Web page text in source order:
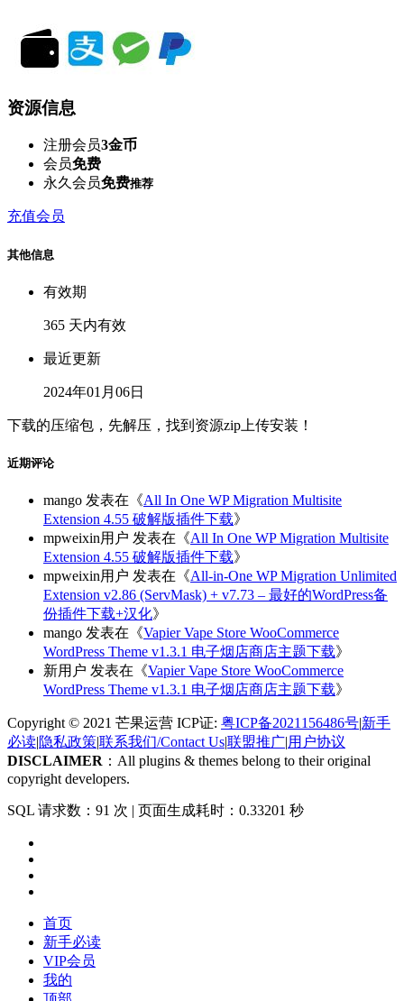
资源信息
注册会员3金币
会员免费
永久会员免费推荐
充值会员
其他信息
有效期
365 天内有效
最近更新
2024年01月06日
下载的压缩包，先解压，找到资源zip上传安装！
近期评论
mango 发表在《All In One WP Migration Multisite
Extension 4.55 破解版插件下载》
mpweixin用户 发表在《All In One WP Migration Multisite
Extension 4.55 破解版插件下载》
mpweixin用户 发表在《All-in-One WP Migration Unlimited
Extension v2.86 (ServMask) + v7.73 – 最好的WordPress备
份插件下载+汉化》
mango 发表在《Vapier Vape Store WooCommerce
WordPress Theme v1.3.1 电子烟店商店主题下载》
新用户 发表在《Vapier Vape Store WooCommerce
WordPress Theme v1.3.1 电子烟店商店主题下载》
Copyright © 2021 芒果运营 ICP证: 粤ICP备2021156486号|新手
必读|隐私政策|联系我们/Contact Us|联盟推广|用户协议
DISCLAIMER ：All plugins & themes belong to their original
copyright developers.
SQL 请求数：91 次 | 页面生成耗时：0.33201 秒
首页
新手必读
VIP会员
我的